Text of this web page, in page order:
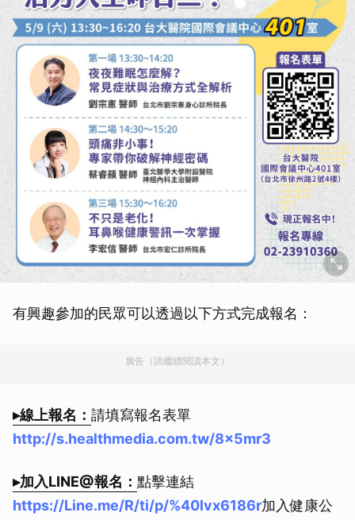
有興趣參加的民眾可以透過以下方式完成報名：
廣告（請繼續閱讀本文）
▸線上報名： 請填寫報名表單
http://s.healthmedia.com.tw/8x5mr3
▸加入LINE@報名： 點擊連結
https://Line.me/R/ti/p/%40lvx6186r加入健康公